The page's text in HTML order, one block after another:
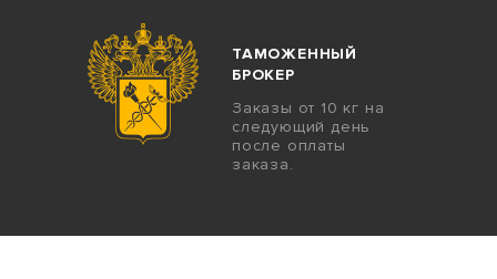
ТАМОЖЕННЫЙ
БРОКЕР
Заказы от 10 кг на
следующий день
после оплаты
заказа.